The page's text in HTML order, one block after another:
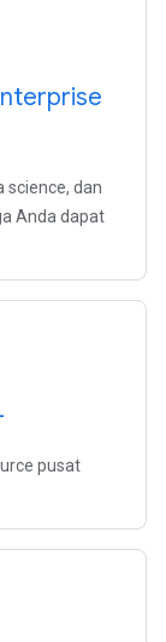
science, dan
Anda dapat
pusat